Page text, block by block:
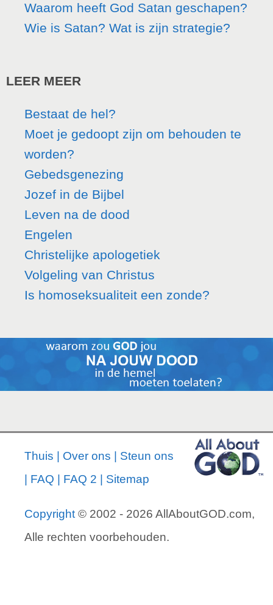
Waarom heeft God Satan geschapen?
Wie is Satan? Wat is zijn strategie?
LEER MEER
Bestaat de hel?
Moet je gedoopt zijn om behouden te
worden?
Gebedsgenezing
Jozef in de Bijbel
Leven na de dood
Engelen
Christelijke apologetiek
Volgeling van Christus
Is homoseksualiteit een zonde?
Thuis Over ons
Steun ons
FAQ FAQ 2 Sitemap
Copyright© 2002 - 2026 AllAboutGOD.com,
Alle rechten voorbehouden.